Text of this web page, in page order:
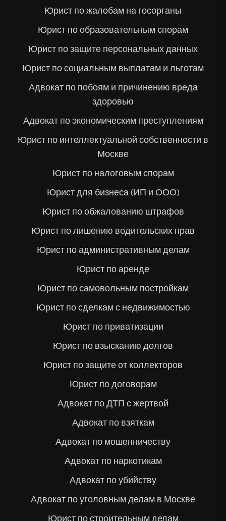
Юрист по жалобам на госорганы
Юрист по образовательным спорам
Юрист по защите персональных данных
Юрист по социальным выплатам и льготам
Адвокат по побоям и причинению вреда
здоровью
Адвокат по экономическим преступлениям
Юрист по интеллектуальной собственности в
Москве
Юрист по налоговым спорам
Юрист для бизнеса (ИП и ООО)
Юрист по обжалованию штрафов
Юрист по лишению водительских прав
Юрист по административным делам
Юрист по аренде
Юрист по самовольным постройкам
Юрист по сделкам с недвижимостью
Юрист по приватизации
Юрист по взысканию долгов
Юрист по защите от коллекторов
Юрист по договорам
Адвокат по ДТП с жертвой
Адвокат по взяткам
Адвокат по мошенничеству
Адвокат по наркотикам
Адвокат по убийству
Адвокат по уголовным делам в Москве
Юрист по строительным делам